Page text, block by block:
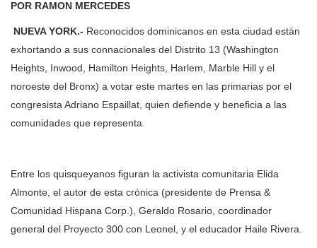
POR RAMON MERCEDES
NUEVA YORK.- Reconocidos dominicanos en esta ciudad están
exhortando a sus connacionales del Distrito 13 (Washington
Heights, Inwood, Hamilton Heights, Harlem, Marble Hill y el
noroeste del Bronx) a votar este martes en las primarias por el
congresista Adriano Espaillat, quien defiende y beneficia a las
comunidades que representa.
Entre los quisqueyanos figuran la activista comunitaria Elida
Almonte, el autor de esta crónica (presidente de Prensa &
Comunidad Hispana Corp.), Geraldo Rosario, coordinador
general del Proyecto 300 con Leonel, y el educador Haile Rivera.